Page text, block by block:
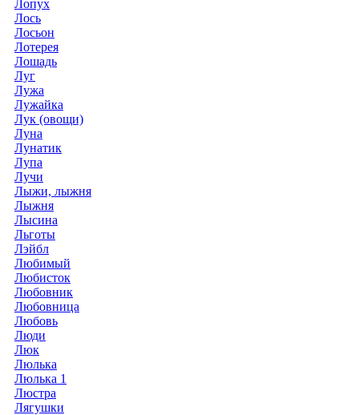
Лопух
Лось
Лосьон
Лотерея
Лошадь
Луг
Лужа
Лужайка
Лук (овощи)
Луна
Лунатик
Лупа
Лучи
Лыжи, лыжня
Лыжня
Лысина
Льготы
Лэйбл
Любимый
Любисток
Любовник
Любовница
Любовь
Люди
Люк
Люлька
Люлька 1
Люстра
Лягушки